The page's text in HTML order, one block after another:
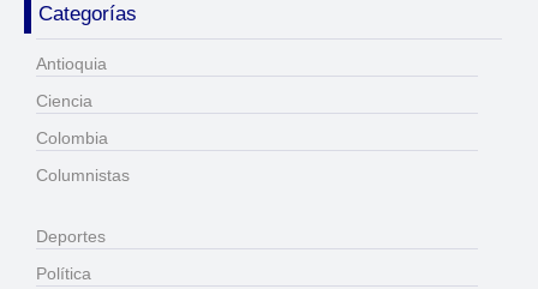
Categorías
Antioquia
Ciencia
Colombia
Columnistas
Deportes
Política